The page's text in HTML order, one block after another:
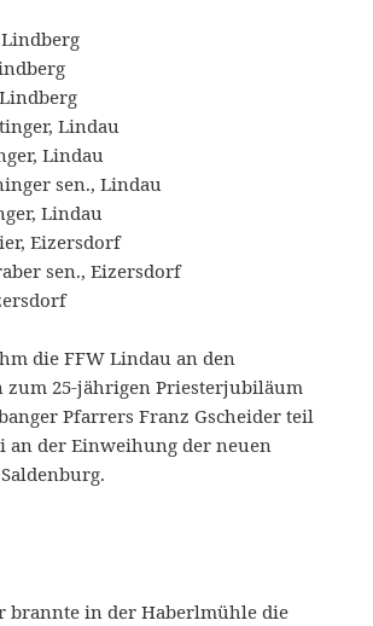
Lindau
Lindau
sen., Lindau
Lindau
Eizersdorf
sen., Eizersdorf
die FFW Lindau an den
zum 25-jährigen Priesterjubiläum
Pfarrers Franz Gscheider teil
an der Einweihung der neuen
brannte in der Haberlmühle die